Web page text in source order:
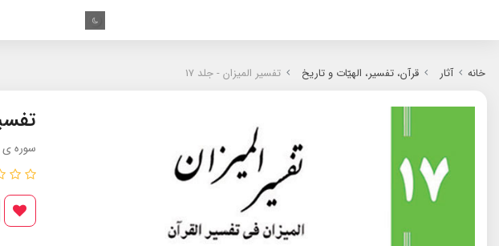
خانه آثار قرآن، تفسیر، الهیّات و تاریخ تفسیر المیزان - جلد 17
سوره ی